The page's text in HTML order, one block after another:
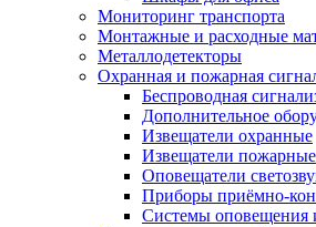
Мониторинг транспорта
Монтажные и расходные
Металлодетекторы
Охранная и пожарная
Беспроводная
Дополнительное
Извещатели охранные
Извещатели пожарные
Оповещатели
Приборы приёмно-
Системы оповещения